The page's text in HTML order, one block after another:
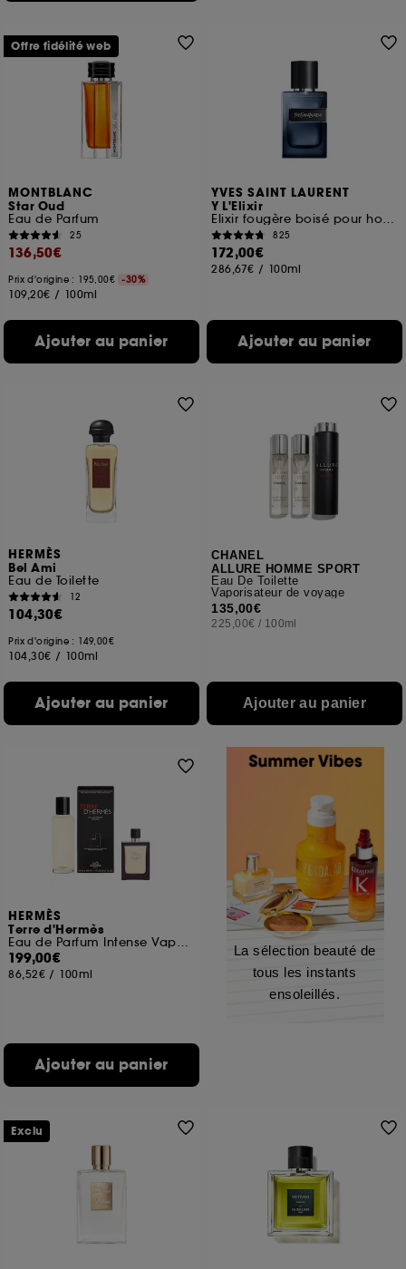
MONTBLANC
Star Oud
Eau de Parfum
25
136,50€
Prix d'origine : 195,00€ -30%
109,20€ / 100ml
Ajouter au panier
Offre fidélité web
YVES SAINT LAURENT
Y L'Elixir
Elixir fougère boisé pour homme
825
172,00€
286,67€ / 100ml
Ajouter au panier
HERMÈS
Bel Ami
Eau de Toilette
12
104,30€
Prix d'origine : 149,00€
104,30€ / 100ml
Ajouter au panier
CHANEL
ALLURE HOMME SPORT
Eau De Toilette
Vaporisateur de voyage
135,00€
225,00€ / 100ml
Ajouter au panier
HERMÈS
Terre d'Hermès
Eau de Parfum Intense Vaporisateur de Voyage et Recharge
199,00€
86,52€ / 100ml
Ajouter au panier
La sélection beauté de
tous les instants
ensoleillés.
Exclu